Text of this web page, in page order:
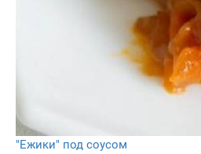
"Ежики" под соусом